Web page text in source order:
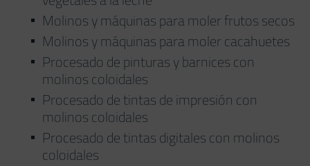
Molinos y máquinas para moler frutos secos
Molinos y máquinas para moler cacahuetes
Procesado de pinturas y barnices con
molinos coloidales
Procesado de tintas de impresión con
molinos coloidales
Procesado de tintas digitales con molinos
coloidales